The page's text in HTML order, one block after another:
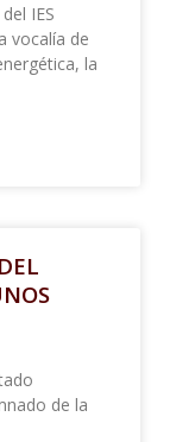
IES
vocalía de
la
de la